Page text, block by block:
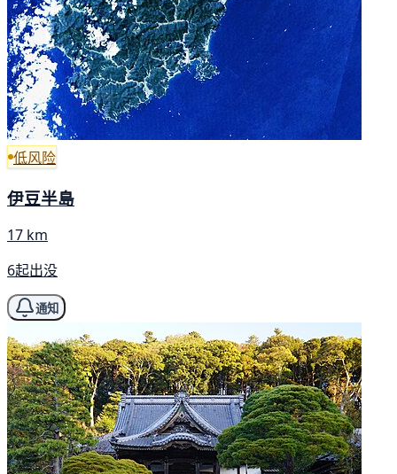
低风险
伊豆半島
17 km
6起出没
通知